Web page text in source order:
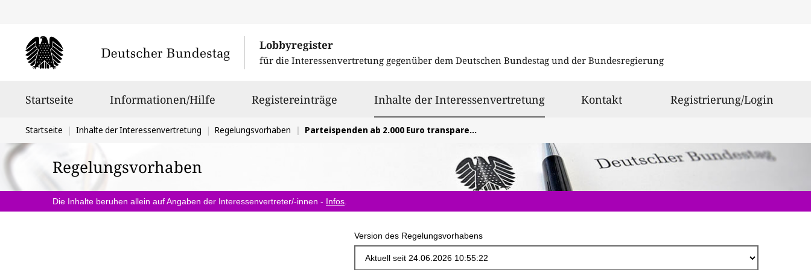
Lobbyregister
für die Interessenvertretung gegenüber dem Deutschen Bundestag und der Bundesregierung
Startseite Informationen/Hilfe Registereinträge Inhalte der Interessenvertretungausgewählt
Kontakt Registrierung/Login
Sie
befinden
sich
hier:
Startseite Inhalte der Interessenvertretung Regelungsvorhaben Parteispenden ab 2.000 Euro transparent machen und auf 50.000 Euro pro Jahr deckeln
Regelungsvorhaben
Die Inhalte beruhen allein auf Angaben der Interessenvertreter/-innen - Infos
Version des Regelungsvorhabens